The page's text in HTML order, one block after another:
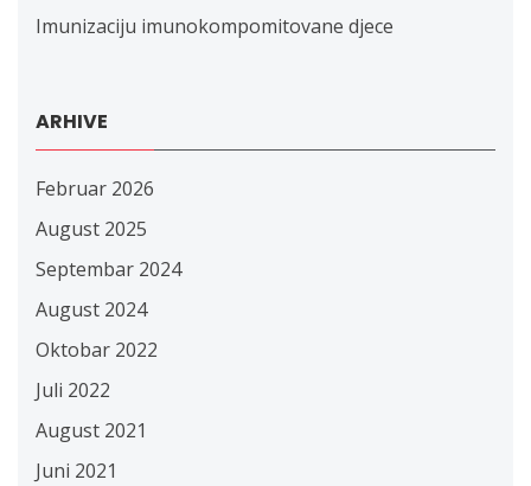
Imunizaciju imunokompomitovane djece
ARHIVE
Februar 2026
August 2025
Septembar 2024
August 2024
Oktobar 2022
Juli 2022
August 2021
Juni 2021